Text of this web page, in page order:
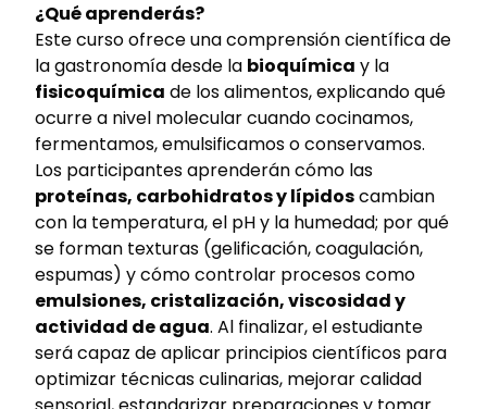
¿Qué aprenderás?
Este curso ofrece una comprensión científica de
la gastronomía desde la bioquímica y la
fisicoquímica de los alimentos, explicando qué
ocurre a nivel molecular cuando cocinamos,
fermentamos, emulsificamos o conservamos.
Los participantes aprenderán cómo las
proteínas, carbohidratos y lípidoscambian
con la temperatura, el pH y la humedad; por qué
se forman texturas (gelificación, coagulación,
espumas) y cómo controlar procesos como
emulsiones, cristalización, viscosidad y
actividad de agua. Al finalizar, el estudiante
será capaz de aplicar principios científicos para
optimizar técnicas culinarias, mejorar calidad